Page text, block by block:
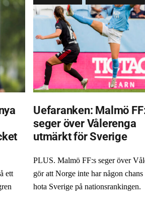
ett
Uefaranken: Malmö
seger över Vålerenga
utmärkt för Sverige
PLUS. Malmö FF:s seger över
gör att Norge inte har någon chans
hota Sverige på nationsrankingen.